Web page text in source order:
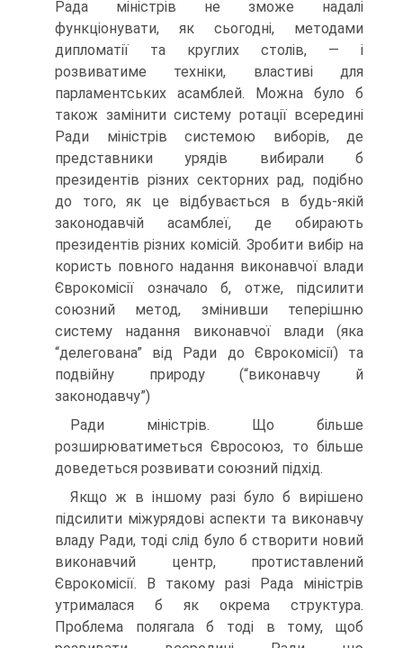
Рада міністрів не зможе надалі
функціонувати, як сьогодні, методами
дипломатії та круглих столів, — і
розвиватиме техніки, властиві для
парламентських асамблей. Можна було б
також замінити систему ротації всередині
Ради міністрів системою виборів, де
представники урядів вибирали б
президентів різних секторних рад, подібно
до того, як це відбувається в будь-якій
законодавчій асамблеї, де обирають
президентів різних комісій. Зробити вибір на
користь повного надання виконавчої влади
Єврокомісії означало б, отже, підсилити
союзний метод, змінивши теперішню
систему надання виконавчої влади (яка
“делегована” від Ради до Єврокомісії) та
подвійну природу (“виконавчу й
законодавчу”)
Ради міністрів. Що більше
розширюватиметься Євросоюз, то більше
доведеться розвивати союзний підхід.
Якщо ж в іншому разі було б вирішено
підсилити міжурядові аспекти та виконавчу
владу Ради, тоді слід було б створити новий
виконавчий центр, протиставлений
Єврокомісії. В такому разі Рада міністрів
утрималася б як окрема структура.
Проблема полягала б тоді в тому, щоб